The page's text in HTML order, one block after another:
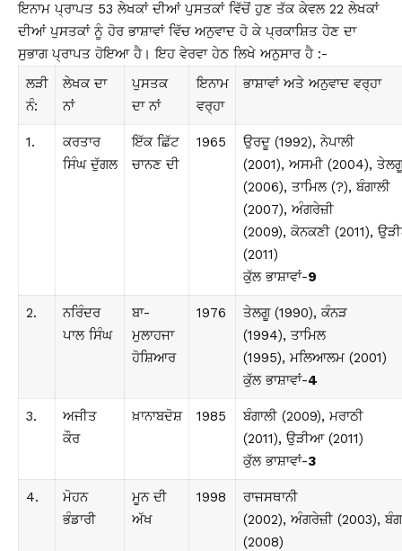
ਇਨਾਮ ਪ੍ਰਾਪਤ 53 ਲੇਖਕਾਂ ਦੀਆਂ ਪੁਸਤਕਾਂ ਵਿੱਚੋਂ ਹੁਣ ਤੱਕ ਕੇਵਲ 22 ਲੇਖਕਾਂ
ਦੀਆਂ ਪੁਸਤਕਾਂ ਨੂੰ ਹੋਰ ਭਾਸ਼ਾਵਾਂ ਵਿੱਚ ਅਨੁਵਾਦ ਹੋ ਕੇ ਪ੍ਰਕਾਸ਼ਿਤ ਹੋਣ ਦਾ
ਸੁਭਾਗ ਪ੍ਰਾਪਤ ਹੋਇਆ ਹੈ। ਇਹ ਵੇਰਵਾ ਹੇਠ ਲਿਖੇ ਅਨੁਸਾਰ ਹੈ :-
ਲੜੀ
ਨੰ:
ਲੇਖਕ ਦਾ
ਨਾਂ
ਪੁਸਤਕ
ਦਾ ਨਾਂ
ਇਨਾਮ
ਵਰ੍ਹਾ
ਭਾਸ਼ਾਵਾਂ ਅਤੇ ਅਨੁਵਾਦ ਵਰ੍ਹਾ
1.
ਕਰਤਾਰ
ਸਿੰਘ ਦੁੱਗਲ
ਇੱਕ ਛਿੱਟ
ਚਾਨਣ ਦੀ
1965
ਉਰਦੂ (1992), ਨੇਪਾਲੀ
(2001), ਅਸਮੀ (2004),
(2006), ਤਾਮਿਲ (?), ਬੰਗਾਲੀ
(2007), ਅੰਗਰੇਜ਼ੀ
(2009), ਕੋਨਕਣੀ (2011),
(2011)
ਕੁੱਲ ਭਾਸ਼ਾਵਾਂ-9
2.
ਨਰਿੰਦਰ
ਪਾਲ ਸਿੰਘ
ਬਾ-
ਮੁਲਾਹਜਾ
ਹੋਸ਼ਿਆਰ
1976
ਤੇਲਗੂ (1990), ਕੰਨੜ
(1994), ਤਾਮਿਲ
(1995), ਮਲਿਆਲਮ (2001)
ਕੁੱਲ ਭਾਸ਼ਾਵਾਂ-4
3.
ਅਜੀਤ
ਕੌਰ
ਖ਼ਾਨਾਬਦੋਸ਼ 1985
ਬੰਗਾਲੀ (2009), ਮਰਾਠੀ
(2011), ਉੜੀਆ (2011)
ਕੁੱਲ ਭਾਸ਼ਾਵਾਂ-3
4.
ਮੋਹਨ
ਭੰਡਾਰੀ
ਮੂਨ ਦੀ
ਅੱਖ
1998
ਰਾਜਸਥਾਨੀ
(2002), ਅੰਗਰੇਜ਼ੀ (2003),
(2008)